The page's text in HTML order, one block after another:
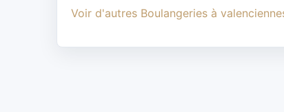
Voir d'autres Boulangeries à